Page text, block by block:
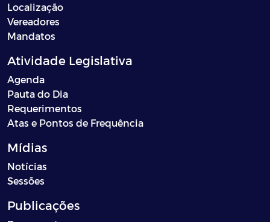
Localização
Vereadores
Mandatos
Atividade Legislativa
Agenda
Pauta do Dia
Requerimentos
Atas e Pontos de Frequência
Mídias
Notícias
Sessões
Publicações